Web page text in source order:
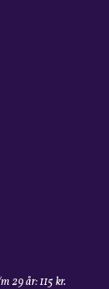
29 år: 115 kr.